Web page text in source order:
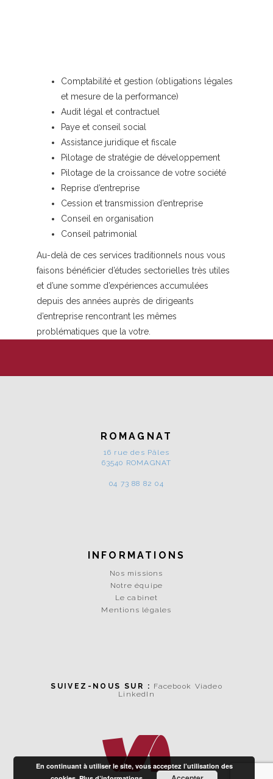
Comptabilité et gestion (obligations légales
et mesure de la performance)
Audit légal et contractuel
Paye et conseil social
Assistance juridique et fiscale
Pilotage de stratégie de développement
Pilotage de la croissance de votre société
Reprise d’entreprise
Cession et transmission d’entreprise
Conseil en organisation
Conseil patrimonial
Au-delà de ces services traditionnels nous vous
faisons bénéficier d’études sectorielles très utiles
et d’une somme d’expériences accumulées
depuis des années auprès de dirigeants
d’entreprise rencontrant les mêmes
problématiques que la votre.
ROMAGNAT
16 rue des Pâles
63540 ROMAGNAT
04 73 88 82 04
INFORMATIONS
Nos missions
Notre équipe
Le cabinet
Mentions légales
SUIVEZ-NOUS SUR : Facebook Viadeo
LinkedIn
En continuant à utiliser le site, vous acceptez l’utilisation des